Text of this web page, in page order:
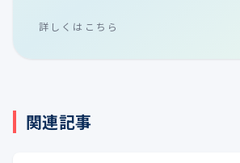
詳しくはこちら
関連記事